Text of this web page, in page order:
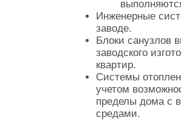
Инженерные
заводе.
Блоки санузлов
заводского
квартир.
Системы
учетом
пределы дома с
средами.